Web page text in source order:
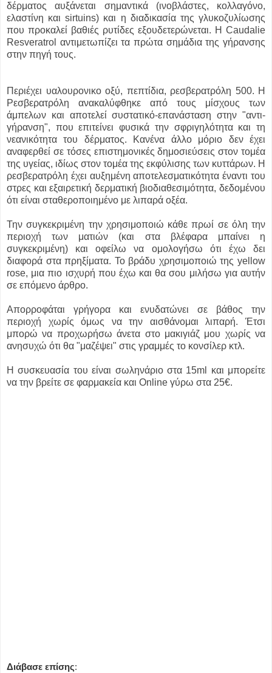
δέρματος αυξάνεται σημαντικά (ινοβλάστες, κολλαγόνο,
ελαστίνη και sirtuins) και η διαδικασία της γλυκοζυλίωσης
που προκαλεί βαθιές ρυτίδες εξουδετερώνεται. Η Caudalie
Resveratrol αντιμετωπίζει τα πρώτα σημάδια της γήρανσης
στην πηγή τους.
Περιέχει υαλουρονικο οξύ, πεπτίδια, ρεσβερατρόλη 500. Η
Ρεσβερατρόλη ανακαλύφθηκε από τους μίσχους των
άμπελων και αποτελεί συστατικό-επανάσταση στην "αντι-
γήρανση", που επιτείνει φυσικά την σφριγηλότητα και τη
νεανικότητα του δέρματος. Κανένα άλλο μόριο δεν έχει
αναφερθεί σε τόσες επιστημονικές δημοσιεύσεις στον τομέα
της υγείας, ιδίως στον τομέα της εκφύλισης των κυττάρων. Η
ρεσβερατρόλη έχει αυξημένη αποτελεσματικότητα έναντι του
στρες και εξαιρετική δερματική βιοδιαθεσιμότητα, δεδομένου
ότι είναι σταθεροποιημένο με λιπαρά οξέα.
Την συγκεκριμένη την χρησιμοποιώ κάθε πρωί σε όλη την
περιοχή των ματιών (και στα βλέφαρα μπαίνει η
συγκεκριμένη) και οφείλω να ομολογήσω ότι έχω δει
διαφορά στα πρηξίματα. Το βράδυ χρησιμοποιώ της yellow
rose, μια πιο ισχυρή που έχω και θα σου μιλήσω για αυτήν
σε επόμενο άρθρο.
Απορροφάται γρήγορα και ενυδατώνει σε βάθος την
περιοχή χωρίς όμως να την αισθάνομαι λιπαρή. Έτσι
μπορώ να προχωρήσω άνετα στο μακιγιάζ μου χωρίς να
ανησυχώ ότι θα "μαζέψει" στις γραμμές το κονσίλερ κτλ.
Η συσκευασία του είναι σωληνάριο στα 15ml και μπορείτε
να την βρείτε σε φαρμακεία και Online γύρω στα 25€.
Διάβασε επίσης: